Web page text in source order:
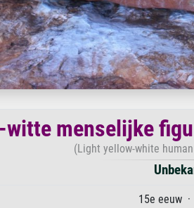
menselijke
(Light yellow-white
15e eeuw